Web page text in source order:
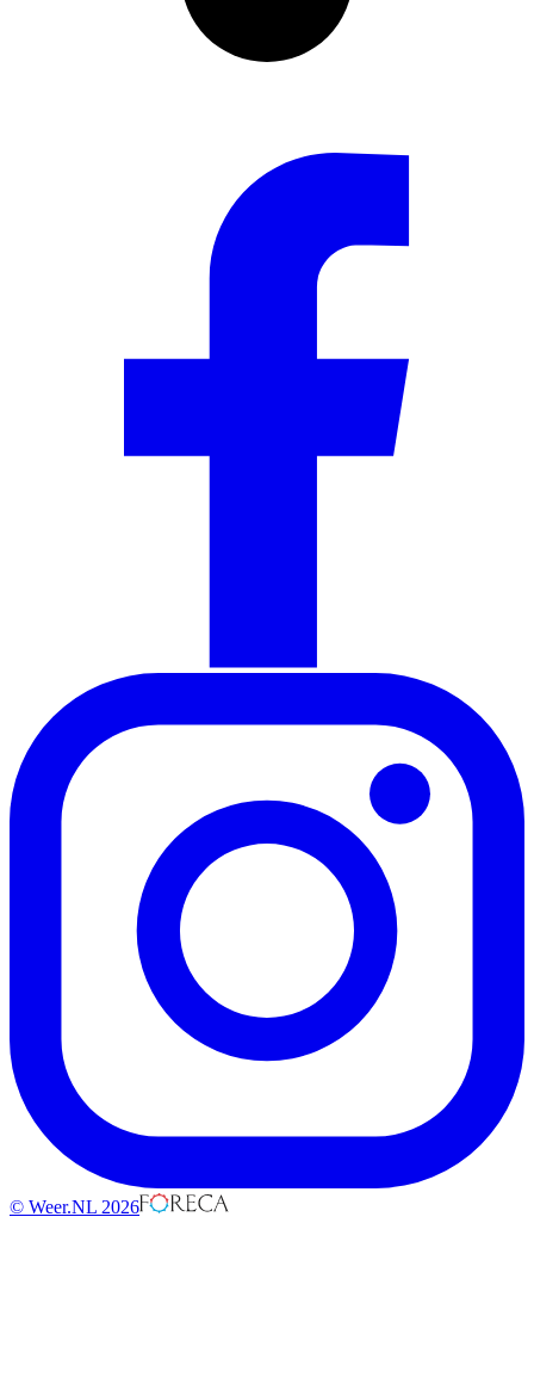
© Weer.NL 2026